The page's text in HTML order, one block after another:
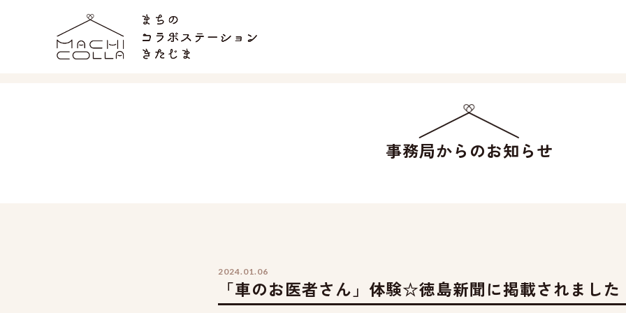
事務局からのお知らせ
2024.01.06
「車のお医者さん」体験☆徳島新聞に掲載されました